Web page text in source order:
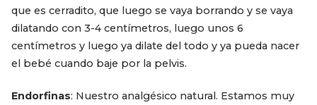
que es cerradito, que luego se vaya borrando y se vaya
dilatando con 3-4 centímetros, luego unos 6
centímetros y luego ya dilate del todo y ya pueda nacer
el bebé cuando baje por la pelvis.
Endorfinas: Nuestro analgésico natural. Estamos muy